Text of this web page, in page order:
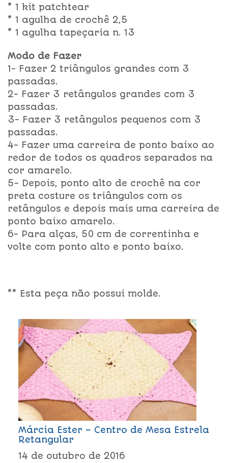
* 1 kit patchtear
* 1 agulha de crochê 2,5
* 1 agulha tapeçaria n. 13
Modo de Fazer
1- Fazer 2 triângulos grandes com 3
passadas.
2- Fazer 3 retângulos grandes com 3
passadas.
3- Fazer 3 retângulos pequenos com 3
passadas.
4- Fazer uma carreira de ponto baixo ao
redor de todos os quadros separados na
cor amarelo.
5- Depois, ponto alto de crochê na cor
preta costure os triângulos com os
retângulos e depois mais uma carreira de
ponto baixo amarelo.
6- Para alças, 50 cm de correntinha e
volte com ponto alto e ponto baixo.
** Esta peça não possui molde.
Márcia Ester – Centro de Mesa Estrela
Retangular
14 de outubro de 2016